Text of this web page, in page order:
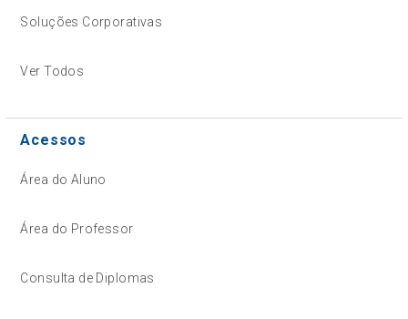
Soluções Corporativas
Ver Todos
Acessos
Área do Aluno
Área do Professor
Consulta de Diplomas